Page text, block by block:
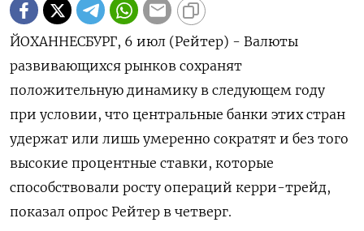
ЙОХАННЕСБУРГ, 6 июл (Рейтер) - Валюты
развивающихся рынков сохранят
положительную динамику в следующем году
при условии, что центральные банки этих стран
удержат или лишь умеренно сократят и без того
высокие процентные ставки, которые
способствовали росту операций керри-трейд,
показал опрос Рейтер в четверг.